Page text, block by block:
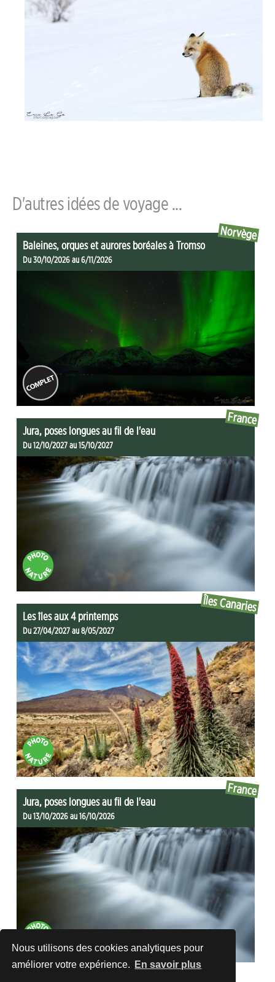
Nous utilisons des cookies analytiques pour
améliorer votre expérience.
En savoir plus
D'autres idées de voyage ...
Baleines, orques et aurores boréales à Tromso
Norvège
Du 30/10/2026 au 6/11/2026
Jura, poses longues au fil de l'eau
France
Du 12/10/2027 au 15/10/2027
Les îles aux 4 printemps
Îles Canaries
Du 27/04/2027 au 8/05/2027
Jura, poses longues au fil de l'eau
France
Du 13/10/2026 au 16/10/2026